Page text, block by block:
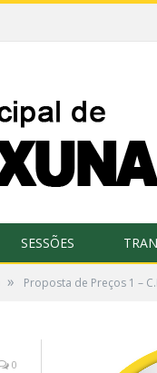
SESSÕES
» Proposta de Preços 1 –
0